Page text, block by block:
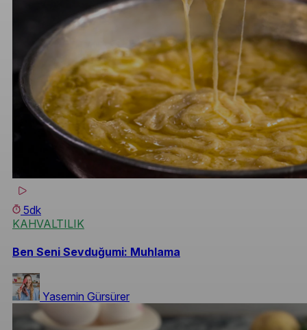
5dk
KAHVALTILIK
Ben Seni Sevduğumi: Muhlama
Yasemin Gürsürer